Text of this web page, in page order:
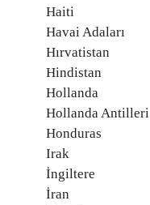
Haiti
Havai Adaları
Hırvatistan
Hindistan
Hollanda
Hollanda Antilleri
Honduras
Irak
İngiltere
İran